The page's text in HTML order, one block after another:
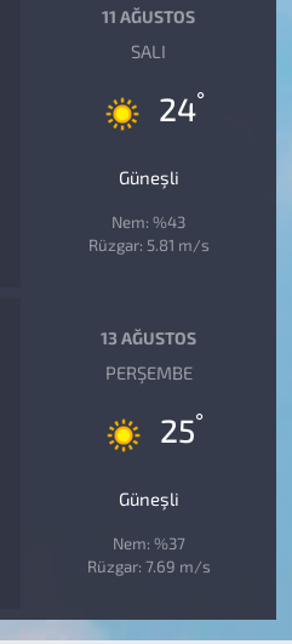
11 AĞUSTOS
SALI
24°
Güneşli
Nem: %43
Rüzgar: 5.81 m/s
13 AĞUSTOS
PERŞEMBE
25°
Güneşli
Nem: %37
Rüzgar: 7.69 m/s